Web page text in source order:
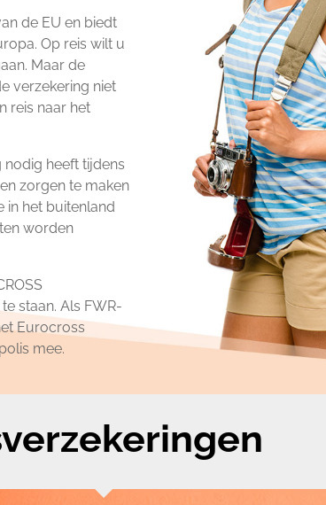
de EU en biedt
Op reis wilt u
Maar de
verzekering niet
reis naar het
heeft tijdens
zorgen te maken
in het buitenland
worden
staan. Als FWR-
Eurocross
mee.